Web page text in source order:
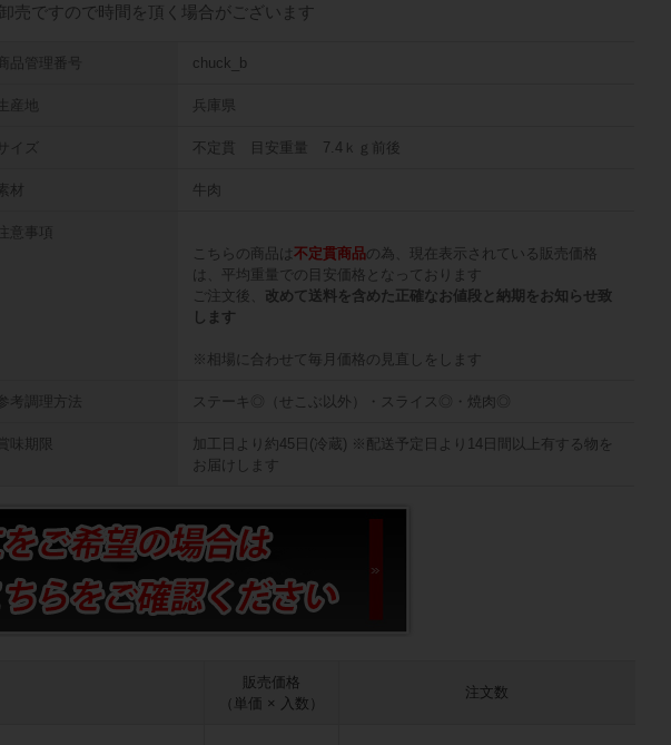
売ですので時間を頂く場合がございます
商品管理番号 chuck_b
産地 兵庫県
サイズ 不定貫 目安重量 7.4ｋｇ前後
素材 牛肉
意事項
こちらの商品は不定貫商品の為、現在表示されている販売価格
は、平均重量での目安価格となっております
ご注文後、 改めて送料を含めた正確なお値段と納期をお知らせ致
します
※相場に合わせて毎月価格の見直しをします
考調理方法 ステーキ◎（せこぶ以外）・スライス◎・焼肉◎
賞味期限
加工日より約45日(冷蔵) ※配送予定日より14日間以上有する物を
お届けします
販売価格
（単価 × 入数）
注文数